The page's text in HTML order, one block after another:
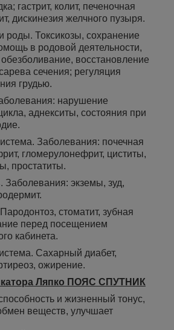
гастрит, колит, печеночная
дискинезия желчного пузыря.
роды. Токсикозы, сохранение
в родовой деятельности,
восстановление
сечения; регуляция
грудью.
нарушение
аднекситы, состояния при
Заболевания: почечная
гломерулонефрит, циститы,
простатиты.
Заболевания: экземы, зуд,
стоматит, зубная
перед посещением
кабинета.
Сахарный диабет,
ожирение.
Ляпко ПОЯС СПУТНИК
и жизненный тонус,
веществ, улучшает